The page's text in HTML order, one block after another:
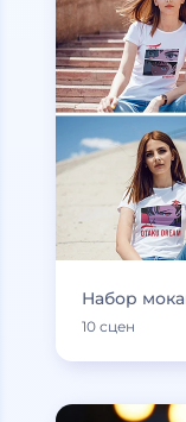
Набор
10 сцен